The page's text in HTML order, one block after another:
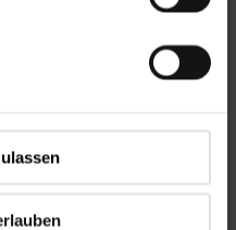
Knopfdruck öffnen und